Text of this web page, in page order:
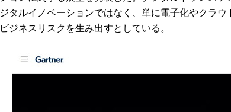
ジタルイノベーションではなく、単に電子化やクラ
ビジネスリスクを生み出すとしている。